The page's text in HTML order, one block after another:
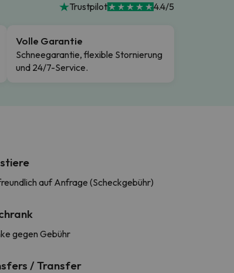
Trustpilot 4.4/5
Volle Garantie
Schneegarantie, flexible Stornierung
und 24/7-Service.
auf Anfrage (Scheckgebühr)
gegen Gebühr
/ Transfer